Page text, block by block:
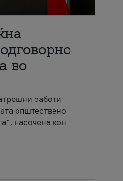
во
работи
општествено
насочена кон